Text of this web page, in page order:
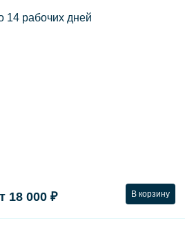
14 рабочих дней
18 000 ₽ В корзину